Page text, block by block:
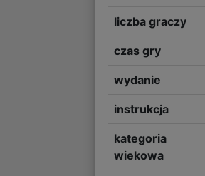
liczba graczy
czas gry
wydanie
instrukcja
kategoria
wiekowa